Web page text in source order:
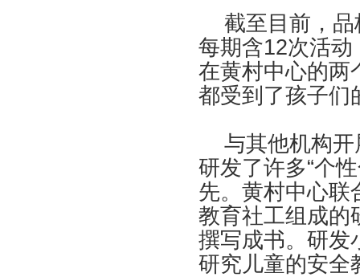
截至目前，品
每期含12次活
在黄村中心的两
都受到了孩子们
与其他机构开
研发了许多“个
先。黄村中心联
教育社工组成的
撰写成书。研发
研究儿童的安全